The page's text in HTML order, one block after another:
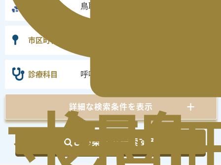
鳥取県
市区町村
診療科目 呼吸器内科
詳細な検索条件を表示
この条件で検索する